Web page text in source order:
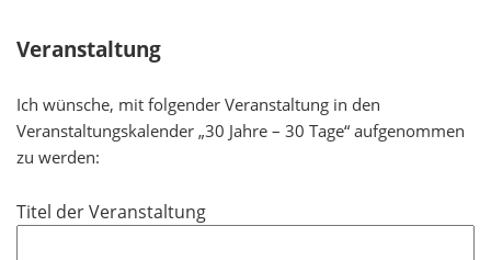
l
Veranstaltung
Ich wünsche, mit folgender Veranstaltung in den
Veranstaltungskalender „30 Jahre – 30 Tage“ aufgenommen
zu werden:
Titel der Veranstaltung